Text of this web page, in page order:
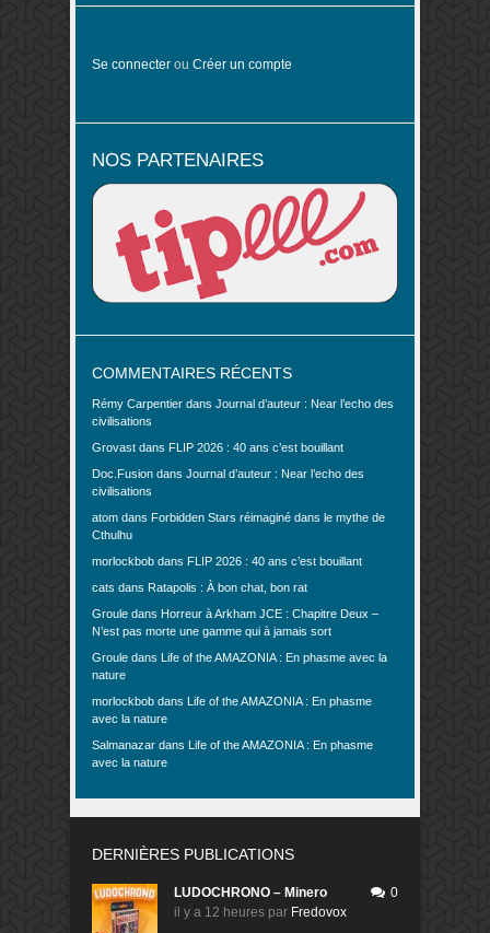
Se connecter ou Créer un compte
NOS PARTENAIRES
COMMENTAIRES RÉCENTS
Rémy Carpentier dans Journal d’auteur : Near l’echo des
civilisations
Grovast dans FLIP 2026 : 40 ans c’est bouillant
Doc.Fusion dans Journal d’auteur : Near l’echo des
civilisations
atom dans Forbidden Stars réimaginé dans le mythe de
Cthulhu
morlockbob dans FLIP 2026 : 40 ans c’est bouillant
cats dans Ratapolis : À bon chat, bon rat
Groule dans Horreur à Arkham JCE : Chapitre Deux –
N’est pas morte une gamme qui à jamais sort
Groule dans Life of the AMAZONIA : En phasme avec la
nature
morlockbob dans Life of the AMAZONIA : En phasme
avec la nature
Salmanazar dans Life of the AMAZONIA : En phasme
avec la nature
DERNIÈRES PUBLICATIONS
LUDOCHRONO – Minero
il y a 12 heures par Fredovox
0